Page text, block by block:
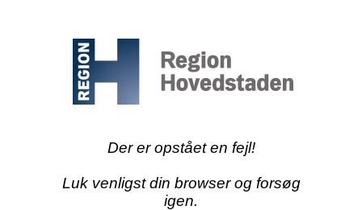
Der er opstået en fejl!
Luk venligst din browser og forsøg
igen.